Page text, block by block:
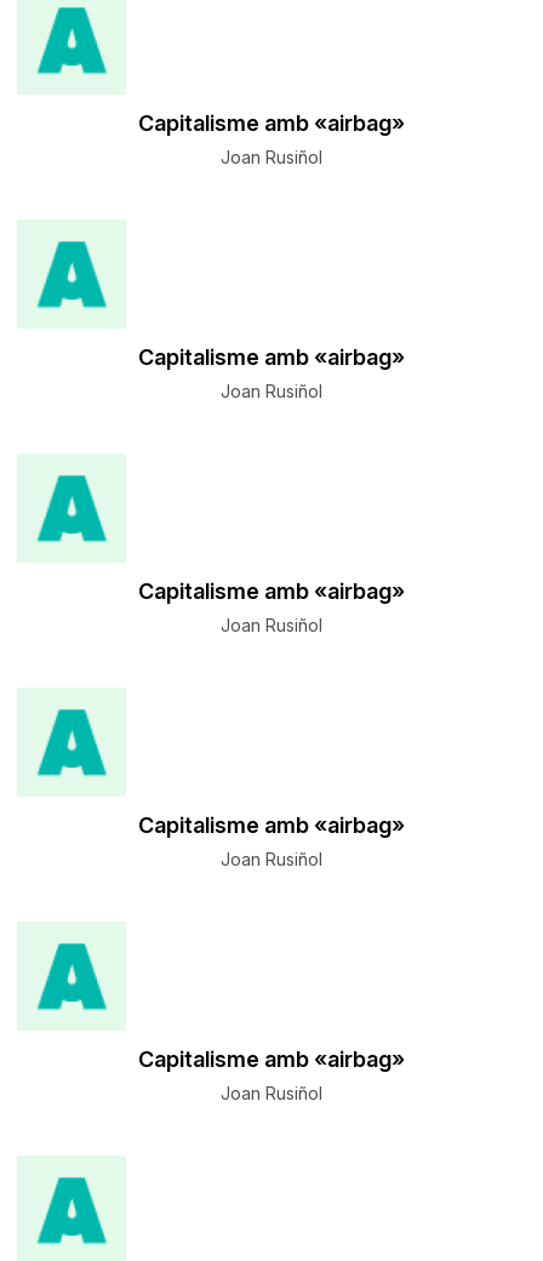
Capitalisme amb «airbag»
Joan Rusiñol
Capitalisme amb «airbag»
Joan Rusiñol
Capitalisme amb «airbag»
Joan Rusiñol
Capitalisme amb «airbag»
Joan Rusiñol
Capitalisme amb «airbag»
Joan Rusiñol